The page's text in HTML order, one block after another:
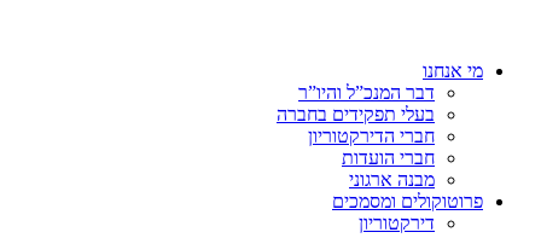
מי אנחנו
דבר המנכ”ל והיו”ר
בעלי תפקידים בחברה
חברי הדירקטוריון
חברי הועדות
מבנה ארגוני
פרוטוקולים ומסמכים
דירקטוריון